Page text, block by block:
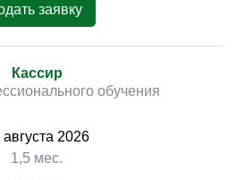
заявку
Кассир
обучения
августа 2026
1,5 мес.